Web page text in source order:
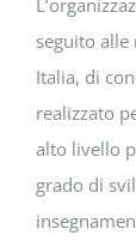
seguito
Italia, di
realizzato
alto livello
grado di